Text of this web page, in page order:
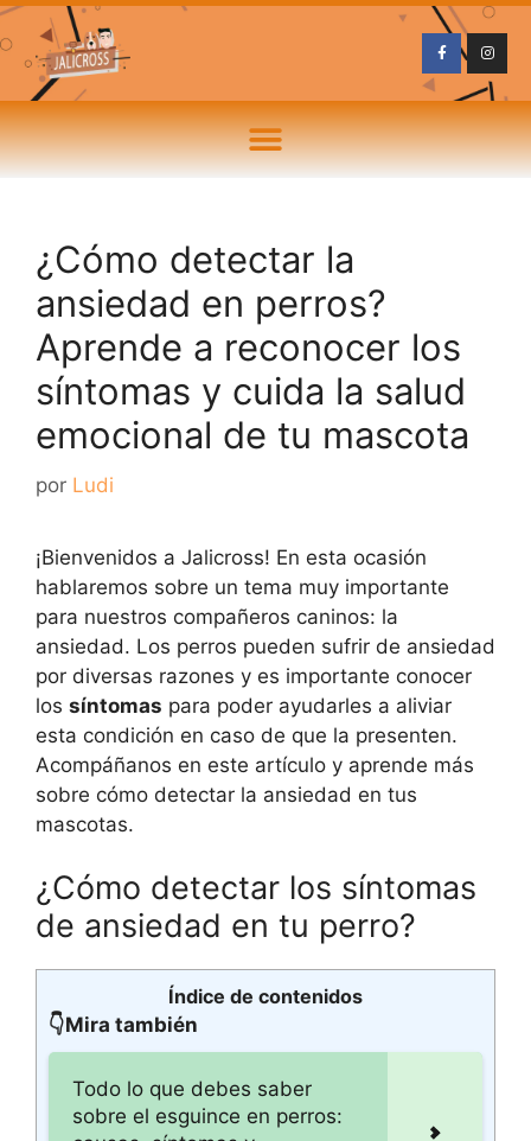
¿Cómo detectar la
ansiedad en perros?
Aprende a reconocer los
síntomas y cuida la salud
emocional de tu mascota
por Ludi
¡Bienvenidos a Jalicross! En esta ocasión
hablaremos sobre un tema muy importante
para nuestros compañeros caninos: la
ansiedad. Los perros pueden sufrir de ansiedad
por diversas razones y es importante conocer
los síntomas para poder ayudarles a aliviar
esta condición en caso de que la presenten.
Acompáñanos en este artículo y aprende más
sobre cómo detectar la ansiedad en tus
mascotas.
¿Cómo detectar los síntomas
de ansiedad en tu perro?
Índice de contenidos
👇Mira también
Todo lo que debes saber
sobre el esguince en perros: